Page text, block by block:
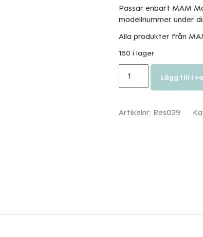
Passar enbart MAM
modellnummer under
Alla produkter från
180 i lager
MAM
model
Lägg till i
Artikelnr: Res029